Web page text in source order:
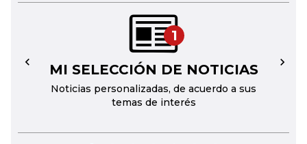
1
MI SELECCIÓN DE NOTICIAS
Noticias personalizadas, de acuerdo a sus
temas de interés
← →